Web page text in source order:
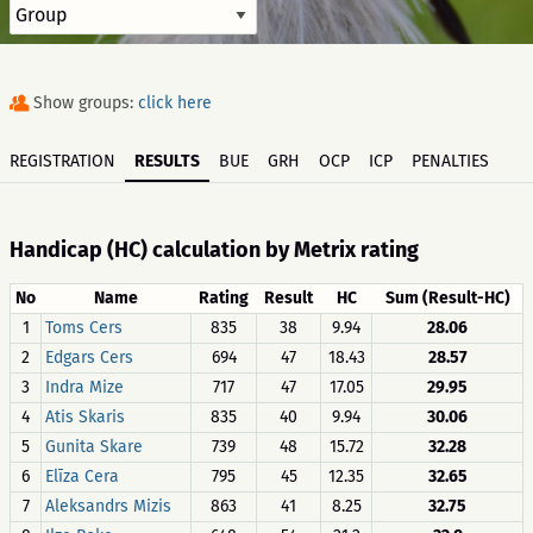
Show groups: click here
REGISTRATION RESULTS BUE GRH OCP ICP PENALTIES
Handicap (HC) calculation by Metrix rating
No Name Rating Result HC
Sum (Result-HC)
1
Toms Cers 835 38 9.94
28.06
2
Edgars Cers 694 47 18.43
28.57
3
Indra Mize 717 47 17.05
29.95
4
Atis Skaris 835 40 9.94
30.06
5
Gunita Skare 739 48 15.72
32.28
6
Elīza Cera 795 45 12.35
32.65
7
Aleksandrs Mizis 863 41 8.25
32.75